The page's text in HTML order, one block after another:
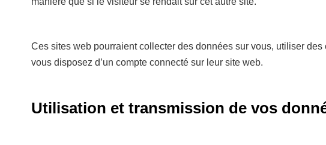
Ces sites web pourraient collecter des données sur vous, utiliser
vous disposez d’un compte connecté sur leur site web.
Utilisation et transmission de vos